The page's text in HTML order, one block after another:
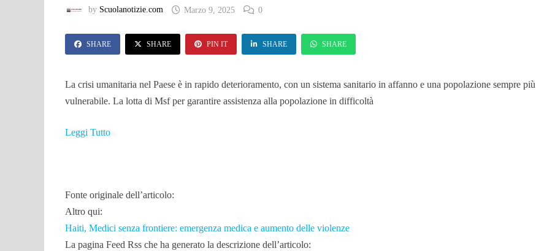
by Scuolanotizie.com Marzo 9, 2025 0
SHARE SHARE PIN IT SHARE SHARE
La crisi umanitaria nel Paese è in rapido deterioramento, con un sistema sanitario in affanno e una popolazione sempre più
vulnerabile. La lotta di Msf per garantire assistenza alla popolazione in difficoltà
Leggi Tutto
Fonte originale dell’articolo:
Altro qui:
Haiti, Medici senza frontiere: emergenza medica e aumento delle violenze
La pagina Feed Rss che ha generato la descrizione dell’articolo: